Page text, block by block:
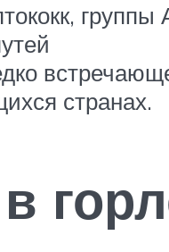
группы
странах.